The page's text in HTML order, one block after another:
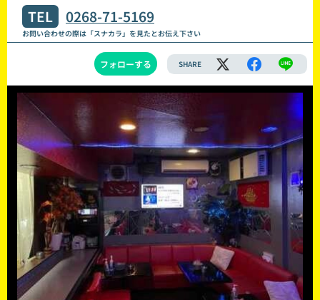
TEL 0268-71-5169
お問い合わせの際は「スナカラ」を見たとお伝え下さい
フォローする SHARE